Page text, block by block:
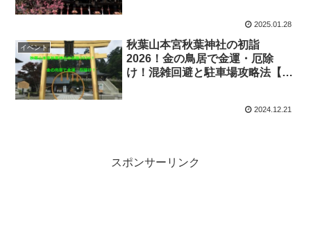
2025.01.28
イベント
秋葉山本宮秋葉神社の初詣
2026！金の鳥居で金運・厄除
け！混雑回避と駐車場攻略法【70
2024.12.21
スポンサーリンク